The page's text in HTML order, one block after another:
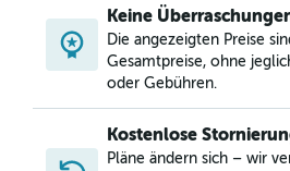
Mietwagen in Al Khansa, Mekka
Mietwagen in Al Maabdah, Mekka
Keine
Die angezeigten Preise
Gesamtpreise, ohne
oder Gebühren.
Kostenlose
Pläne ändern sich – wir